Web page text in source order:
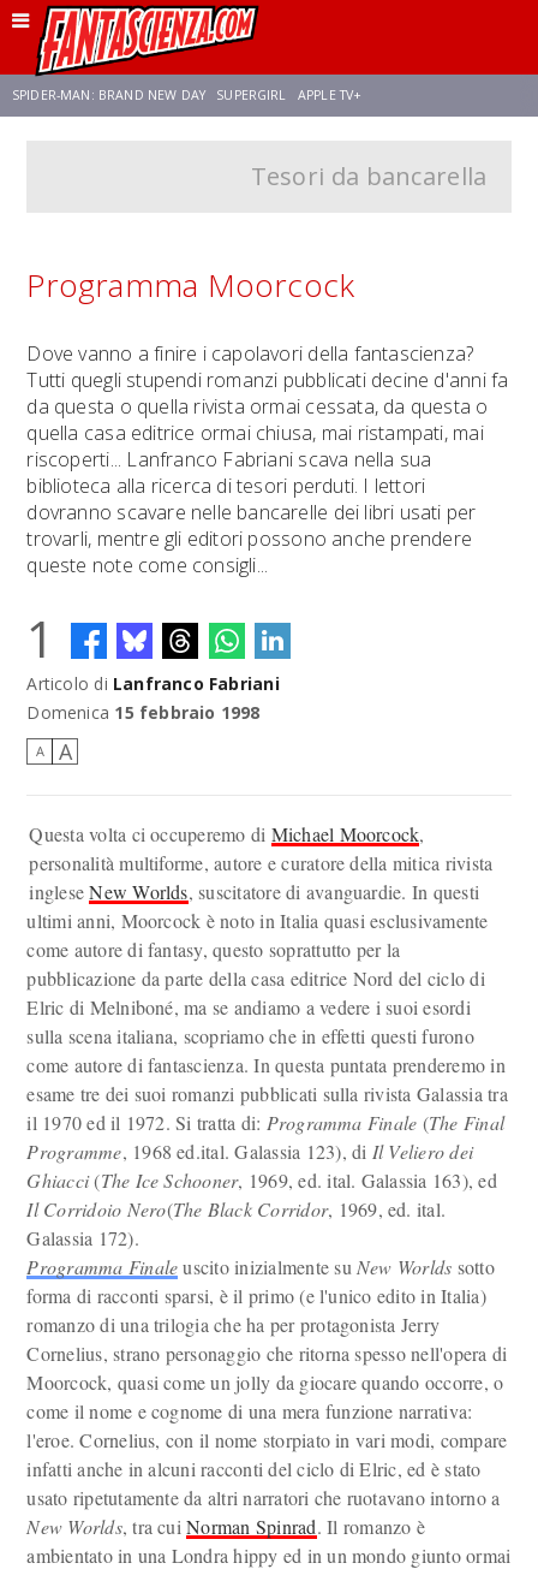
SPIDER-MAN: BRAND NEW DAY SUPERGIRL APPLE TV+
STAR TREK AVENGERS: DOOMSDAY
Tesori da bancarella
Programma Moorcock
Dove vanno a finire i capolavori della fantascienza?
Tutti quegli stupendi romanzi pubblicati decine d'anni fa
da questa o quella rivista ormai cessata, da questa o
quella casa editrice ormai chiusa, mai ristampati, mai
riscoperti... Lanfranco Fabriani scava nella sua
biblioteca alla ricerca di tesori perduti. I lettori
dovranno scavare nelle bancarelle dei libri usati per
trovarli, mentre gli editori possono anche prendere
queste note come consigli...
1
Articolo di Lanfranco Fabriani
Domenica 15 febbraio 1998
A A
Questa volta ci occuperemo di Michael Moorcock,
personalità multiforme, autore e curatore della mitica rivista
ingleseNew Worlds, suscitatore di avanguardie. In questi
ultimi anni, Moorcock è noto in Italia quasi esclusivamente
come autore di fantasy, questo soprattutto per la
pubblicazione da parte della casa editrice Nord del ciclo di
Elric di Melniboné, ma se andiamo a vedere i suoi esordi
sulla scena italiana, scopriamo che in effetti questi furono
come autore di fantascienza. In questa puntata prenderemo in
esame tre dei suoi romanzi pubblicati sulla rivista Galassia tra
il 1970 ed il 1972. Si tratta di: Programma Finale (The Final
Programme, 1968 ed.ital. Galassia 123), di Il Veliero dei
Ghiacci(The Ice Schooner, 1969, ed. ital. Galassia 163), ed
Il Corridoio Nero(The Black Corridor, 1969, ed. ital.
Galassia 172).
Programma Finaleuscito inizialmente su New Worlds sotto
forma di racconti sparsi, è il primo (e l'unico edito in Italia)
romanzo di una trilogia che ha per protagonista Jerry
Cornelius, strano personaggio che ritorna spesso nell'opera di
Moorcock, quasi come un jolly da giocare quando occorre, o
come il nome e cognome di una mera funzione narrativa:
l'eroe. Cornelius, con il nome storpiato in vari modi, compare
infatti anche in alcuni racconti del ciclo di Elric, ed è stato
usato ripetutamente da altri narratori che ruotavano intorno a
New Worlds, tra cuiNorman Spinrad. Il romanzo è
ambientato in una Londra hippy ed in un mondo giunto ormai